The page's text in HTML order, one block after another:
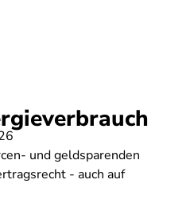
und geldsparenden
- auch auf